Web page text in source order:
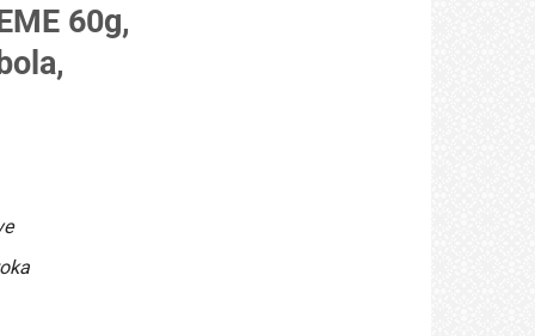
60g,